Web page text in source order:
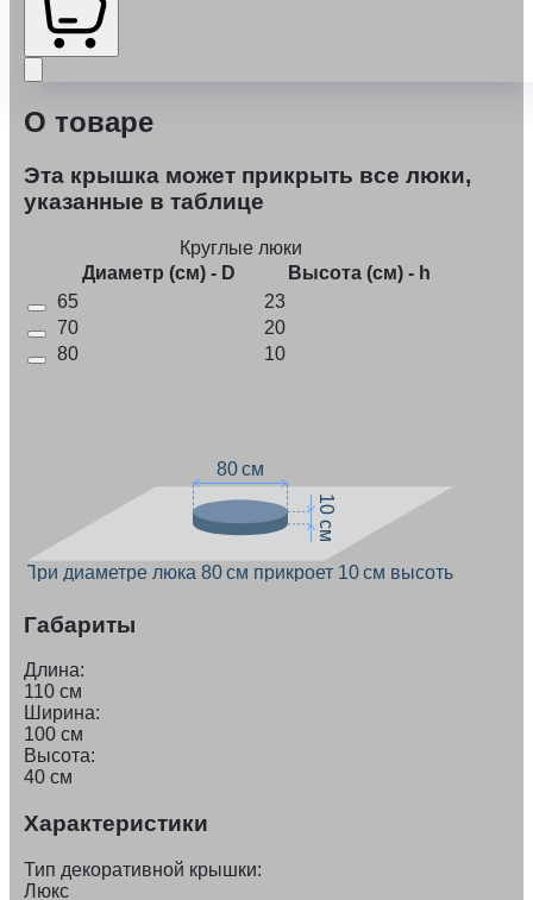
О товаре
Эта крышка может прикрыть все люки,
указанные в таблице
Круглые люки
Диаметр (см) - D
Высота (см) - h
65
23
70
20
80
10
80 см
10 см
При диаметре люка 80 см прикроет 10 см высоты
Габариты
Длина:
110 см
Ширина:
100 см
Высота:
40 см
Характеристики
Тип декоративной крышки:
Люкс